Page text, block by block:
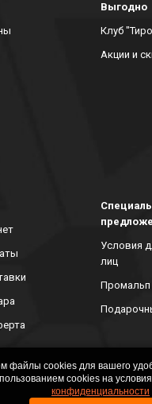
Выгодно
Клуб
Акции и
Условия
лиц
Промальп
файлы cookies для вашего
cookies на
конфиденциальности